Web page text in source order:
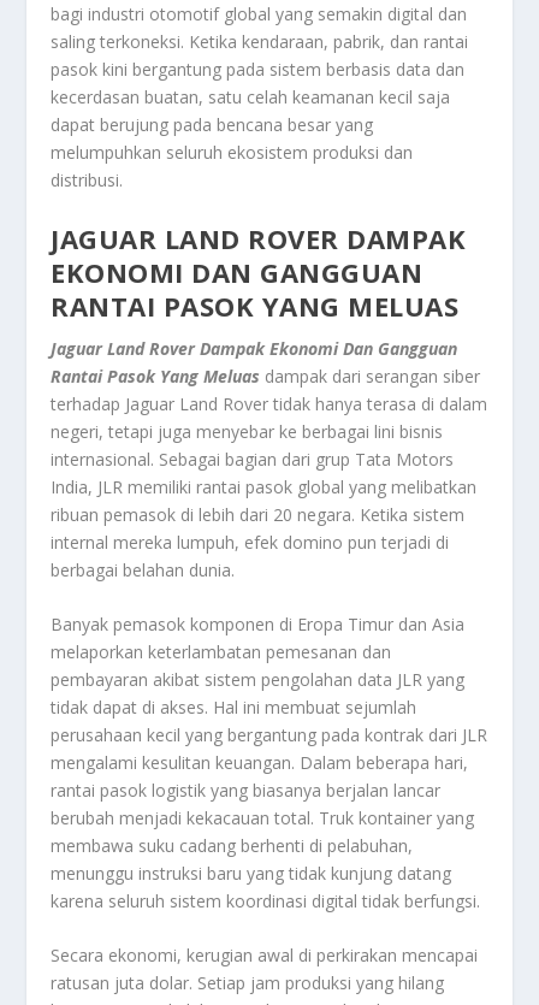
bagi industri otomotif global yang semakin digital dan
saling terkoneksi. Ketika kendaraan, pabrik, dan rantai
pasok kini bergantung pada sistem berbasis data dan
kecerdasan buatan, satu celah keamanan kecil saja
dapat berujung pada bencana besar yang
melumpuhkan seluruh ekosistem produksi dan
distribusi.
JAGUAR LAND ROVER DAMPAK
EKONOMI DAN GANGGUAN
RANTAI PASOK YANG MELUAS
Jaguar Land Rover Dampak Ekonomi Dan Gangguan
Rantai Pasok Yang Meluas dampak dari serangan siber
terhadap Jaguar Land Rover tidak hanya terasa di dalam
negeri, tetapi juga menyebar ke berbagai lini bisnis
internasional. Sebagai bagian dari grup Tata Motors
India, JLR memiliki rantai pasok global yang melibatkan
ribuan pemasok di lebih dari 20 negara. Ketika sistem
internal mereka lumpuh, efek domino pun terjadi di
berbagai belahan dunia.
Banyak pemasok komponen di Eropa Timur dan Asia
melaporkan keterlambatan pemesanan dan
pembayaran akibat sistem pengolahan data JLR yang
tidak dapat di akses. Hal ini membuat sejumlah
perusahaan kecil yang bergantung pada kontrak dari JLR
mengalami kesulitan keuangan. Dalam beberapa hari,
rantai pasok logistik yang biasanya berjalan lancar
berubah menjadi kekacauan total. Truk kontainer yang
membawa suku cadang berhenti di pelabuhan,
menunggu instruksi baru yang tidak kunjung datang
karena seluruh sistem koordinasi digital tidak berfungsi.
Secara ekonomi, kerugian awal di perkirakan mencapai
ratusan juta dolar. Setiap jam produksi yang hilang